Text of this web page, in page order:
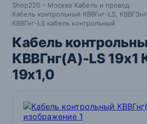
Shop220 - Москва Кабель и провод
Кабель контрольный КВВГнг-LS,
КВВГнг-LS кабель контрольный
Кабель
КВВГнг(А)-LS 19х1
19х1,0